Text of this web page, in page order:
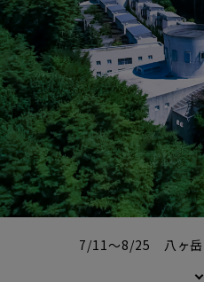
7/11～8/25 八ヶ岳